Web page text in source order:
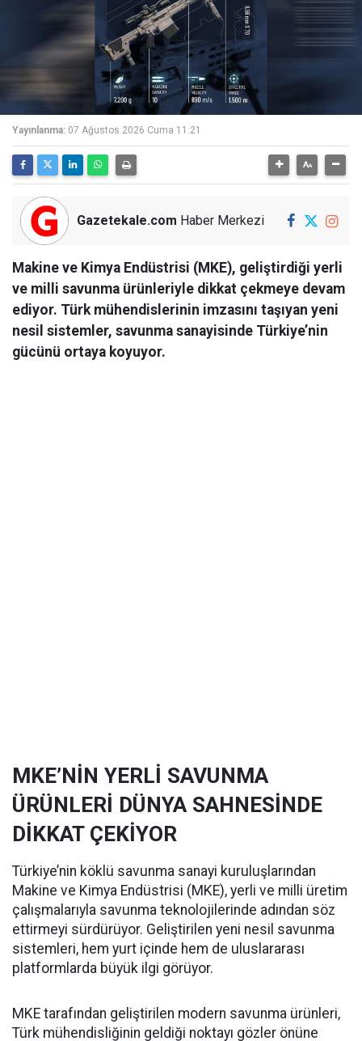
Yayınlanma: 07 Ağustos 2026 Cuma 11:21
Gazetekale.com Haber Merkezi
Makine ve Kimya Endüstrisi (MKE), geliştirdiği yerli
ve milli savunma ürünleriyle dikkat çekmeye devam
ediyor. Türk mühendislerinin imzasını taşıyan yeni
nesil sistemler, savunma sanayisinde Türkiye’nin
gücünü ortaya koyuyor.
MKE’NİN YERLİ SAVUNMA
ÜRÜNLERİ DÜNYA SAHNESİNDE
DİKKAT ÇEKİYOR
Türkiye’nin köklü savunma sanayi kuruluşlarından
Makine ve Kimya Endüstrisi (MKE), yerli ve milli üretim
çalışmalarıyla savunma teknolojilerinde adından söz
ettirmeyi sürdürüyor. Geliştirilen yeni nesil savunma
sistemleri, hem yurt içinde hem de uluslararası
platformlarda büyük ilgi görüyor.
MKE tarafından geliştirilen modern savunma ürünleri,
Türk mühendisliğinin geldiği noktayı gözler önüne